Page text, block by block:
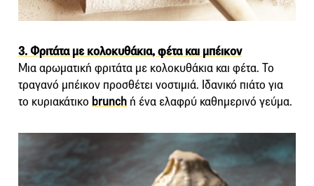
3. Φριτάτα με κολοκυθάκια, φέτα και μπέικον
Μια αρωματική φριτάτα με κολοκυθάκια και φέτα. Το
τραγανό μπέικον προσθέτει νοστιμιά. Ιδανικό πιάτο για
το κυριακάτικο brunch ή ένα ελαφρύ καθημερινό γεύμα.